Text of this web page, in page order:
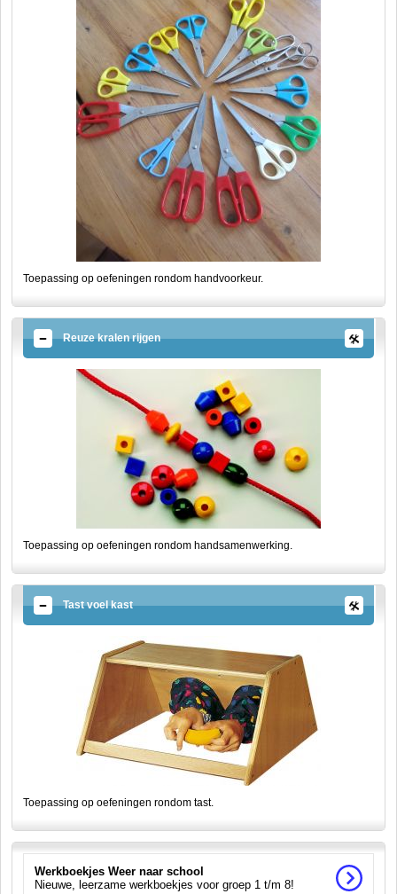
Toepassing op oefeningen rondom handvoorkeur.
Reuze kralen rijgen
Toepassing op oefeningen rondom handsamenwerking.
Tast voel kast
Toepassing op oefeningen rondom tast.
Werkboekjes Weer naar school
Nieuwe, leerzame werkboekjes voor groep 1 t/m 8!